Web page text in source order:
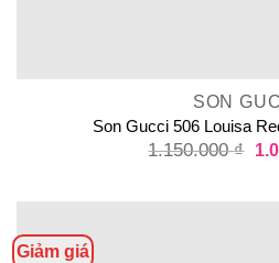
SON
Son Gucci 506 Louisa
1.150.000₫
Giảm giá